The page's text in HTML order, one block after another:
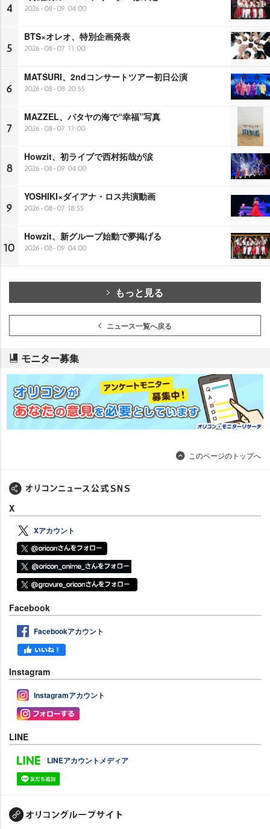
4 2026-08-09 04:00
5
BTS×オレオ、特別企画発表
2026-08-07 11:00
6
MATSURI、2ndコンサートツアー初日公演
2026-08-08 20:55
7
MAZZEL、パタヤの海で“幸福”写真
2026-08-07 17:00
8
Howzit、初ライブで西村拓哉が涙
2026-08-09 04:00
9
YOSHIKI×ダイアナ・ロス共演動画
2026-08-07 18:55
10
Howzit、新グループ始動で夢掲げる
2026-08-09 04:00
もっと見る
ニュース一覧へ戻る
モニター募集
このページのトップへ
X
Xアカウント
Facebook
Facebookアカウント
Instagram
Instagramアカウント
LINE
LINEアカウントメディア